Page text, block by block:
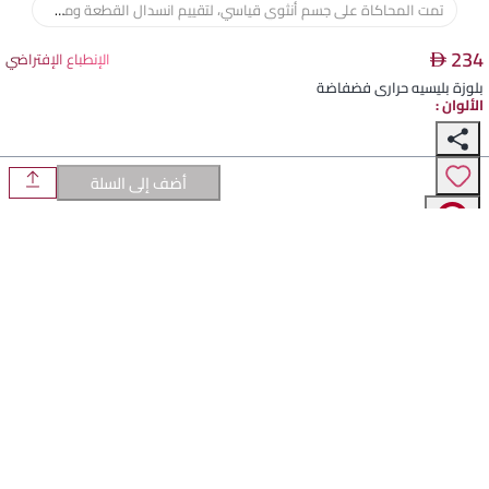
✕
تنسدل القصة الفضفاضة بأناقة، موفرة مساحة واسعة للحركة دون الالتصاق بالجسم. يتكيف القماش ذو التمدد المتوسط بلطف مع منحنيات الجسم، مما يوفر ملاءمة مريحة تحافظ على شكلها وكسراتها الأنيقة طوال فترة الارتداء.
234
الإنطباع الإفتراضي
بلوزة بليسيه حراري فضفاضة
الألوان:
اختر اللون
أضف إلى السلة